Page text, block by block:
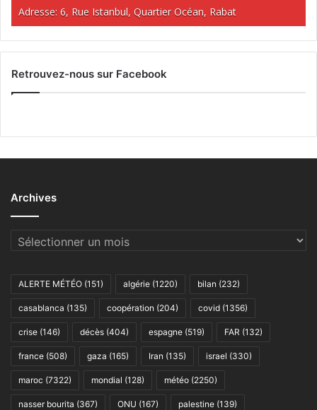
Adresse: 6, Rue Istanbul, Quartier Océan, Rabat
Retrouvez-nous sur Facebook
Archives
Archives
ALERTE MÉTÉO (151) algérie (1220) bilan (232)
casablanca (135) coopération (204) covid (1356)
crise (146) décès (404) espagne (519) FAR (132)
france (508) gaza (165) Iran (135) israel (330)
maroc (7322) mondial (128) météo (2250)
nasser bourita (367) ONU (167) palestine (139)